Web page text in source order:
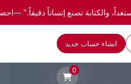
دقيقاً." —احصل علي عروض وخصومات خاصة عن طريق
انشاء حساب جديد
0